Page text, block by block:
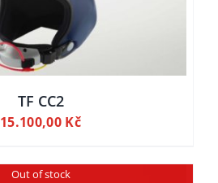
TF CC2
15.100,00 Kč
Out of stock